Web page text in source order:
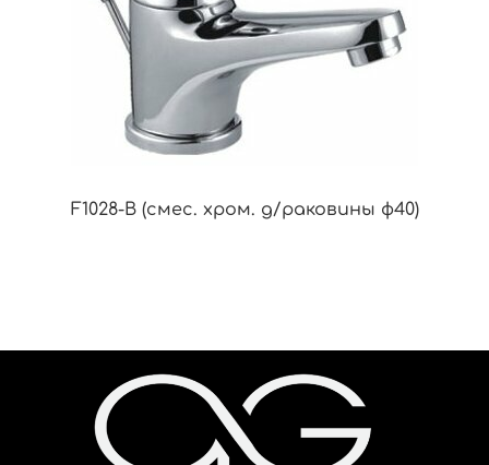
F1028-B (смес. хром. д/раковины ф40)